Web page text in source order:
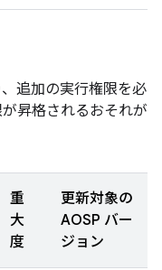
追加の実行権限を必
昇格されるおそれが
重
大
度
更新対象の
AOSP バー
ジョン